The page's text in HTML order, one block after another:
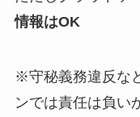
情報はOK
※守秘義務違反な
ンでは責任は負い